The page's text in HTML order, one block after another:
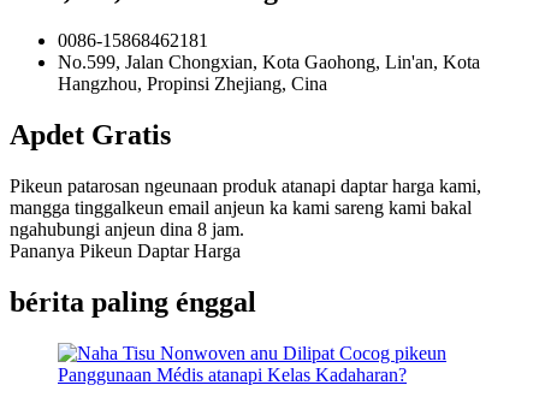
0086-15868462181
No.599, Jalan Chongxian, Kota Gaohong, Lin'an, Kota
Hangzhou, Propinsi Zhejiang, Cina
Apdet Gratis
Pikeun patarosan ngeunaan produk atanapi daptar harga kami,
mangga tinggalkeun email anjeun ka kami sareng kami bakal
ngahubungi anjeun dina 8 jam.
Pananya Pikeun Daptar Harga
bérita paling énggal